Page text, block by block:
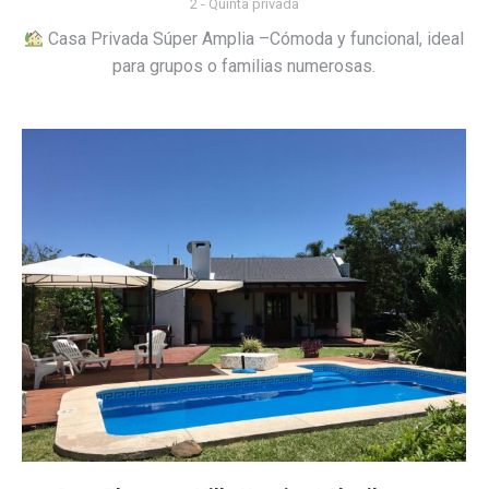
2 - Quinta privada
Casa Privada Súper Amplia –Cómoda y funcional, ideal
para grupos o familias numerosas.